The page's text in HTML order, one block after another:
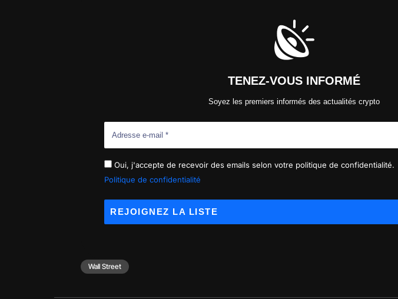
TENEZ-VOUS INFORMÉ
Soyez les premiers informés des actualités crypto
Oui, j'accepte de recevoir des emails selon votre politique de confidentialité.
Politique de confidentialité
Wall Street